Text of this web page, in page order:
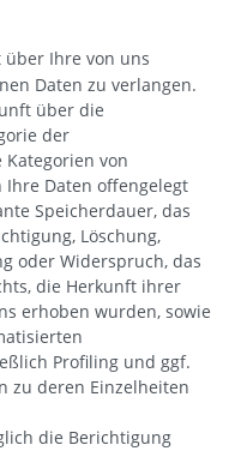
über Ihre von uns
Daten zu verlangen.
über die
der
Kategorien von
Ihre Daten offengelegt
Speicherdauer, das
Löschung,
oder Widerspruch, das
die Herkunft ihrer
erhoben wurden, sowie
Profiling und ggf.
zu deren Einzelheiten
die Berichtigung